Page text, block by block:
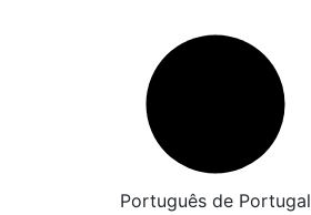
Português de Portugal